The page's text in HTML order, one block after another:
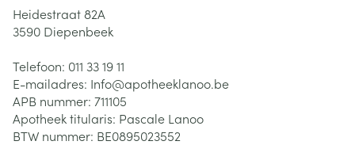
Heidestraat 82A
3590 Diepenbeek
Telefoon: 011 33 19 11
E-mailadres: Info@apotheeklanoo.be
APB nummer: 711105
Apotheek titularis: Pascale Lanoo
BTW nummer: BE0895023552